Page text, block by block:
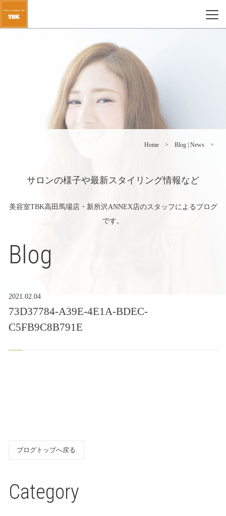
Home Blog | News
サロンの様子や最新スタイリング情報など
美容室TBK高田馬場店・新所沢ANNEX店のスタッフによるブログ
です。
Blog
2021.02.04
73D37784-A39E-4E1A-BDEC-
C5FB9C8B791E
ブログトップへ戻る
Category